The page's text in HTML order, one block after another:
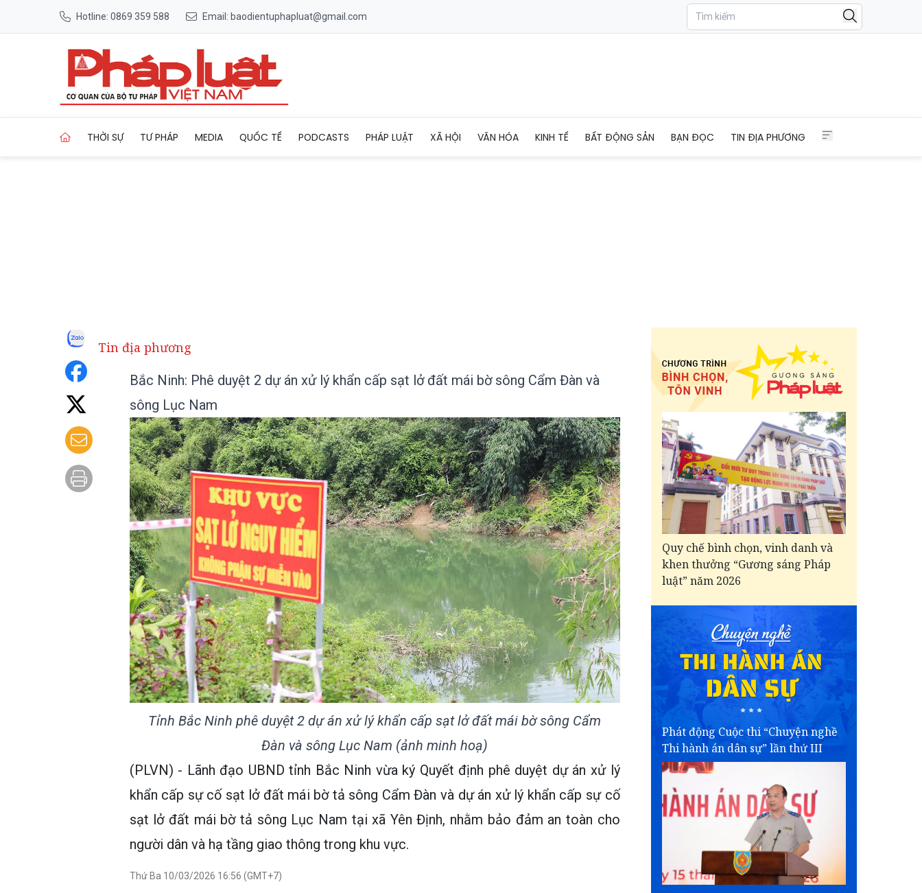
Hotline: 0869 359 588 Email: baodientuphapluat@gmail.com
THỜI SỰ TƯ PHÁP MEDIA QUỐC TẾ PODCASTS PHÁP LUẬT XÃ HỘI VĂN HÓA KINH TẾ BẤT ĐỘNG SẢN BẠN ĐỌC TIN ĐỊA PHƯƠNG
Tin địa phương
Bắc Ninh: Phê duyệt 2 dự án xử lý khẩn cấp sạt lở đất mái bờ sông Cẩm Đàn và
sông Lục Nam
Tỉnh Bắc Ninh phê duyệt 2 dự án xử lý khẩn cấp sạt lở đất mái bờ sông Cẩm
Đàn và sông Lục Nam (ảnh minh hoạ)
(PLVN) - Lãnh đạo UBND tỉnh Bắc Ninh vừa ký Quyết định phê duyệt dự án xử lý
khẩn cấp sự cố sạt lở đất mái bờ tả sông Cẩm Đàn và dự án xử lý khẩn cấp sự cố
sạt lở đất mái bờ tả sông Lục Nam tại xã Yên Định, nhằm bảo đảm an toàn cho
người dân và hạ tầng giao thông trong khu vực.
Thứ Ba 10/03/2026 16:56 (GMT+7)
Quy chế bình chọn, vinh danh và
khen thưởng “Gương sáng Pháp
luật” năm 2026
Phát động Cuộc thi “Chuyện nghề
Thi hành án dân sự” lần thứ III